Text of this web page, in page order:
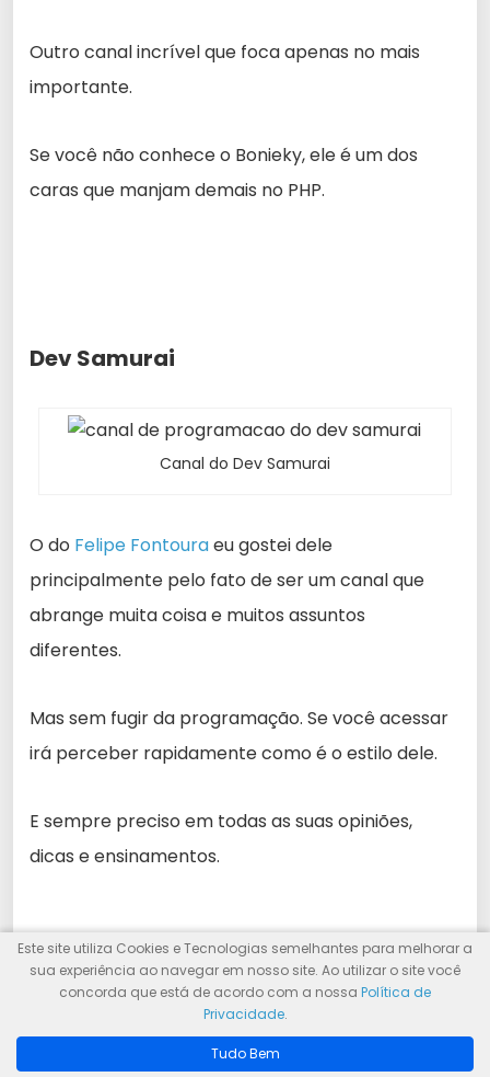
Outro canal incrível que foca apenas no mais
importante.
Se você não conhece o Bonieky, ele é um dos
caras que manjam demais no PHP.
Dev Samurai
Canal do Dev Samurai
O do Felipe Fontouraeu gostei dele
principalmente pelo fato de ser um canal que
abrange muita coisa e muitos assuntos
diferentes.
Mas sem fugir da programação. Se você acessar
irá perceber rapidamente como é o estilo dele.
E sempre preciso em todas as suas opiniões,
dicas e ensinamentos.
Conclusões Finais
Este site utiliza Cookies e Tecnologias semelhantes para melhorar a
sua experiência ao navegar em nosso site. Ao utilizar o site você
concorda que está de acordo com a nossa Política de
Privacidade.
Tudo Bem